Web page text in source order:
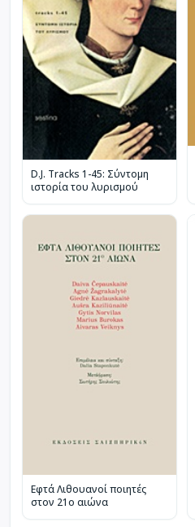
D.J. Tracks 1-45: Σύντομη
ιστορία του λυρισμού
Εφτά Λιθουανοί ποιητές
στον 21ο αιώνα